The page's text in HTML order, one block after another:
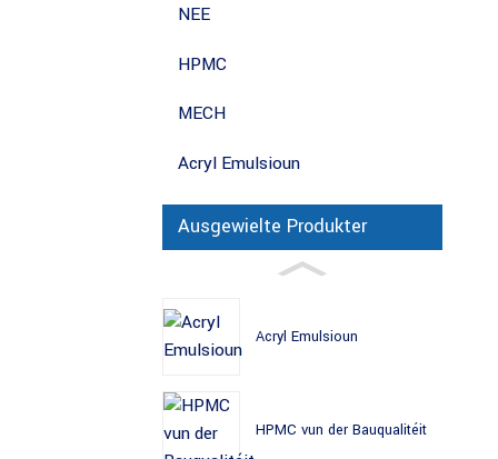
NEE
HPMC
MECH
Acryl Emulsioun
Ausgewielte Produkter
Acryl Emulsioun
HPMC vun der Bauqualitéit